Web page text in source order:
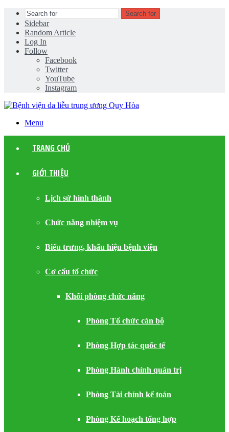
Search for
Sidebar
Random Article
Log In
Follow
Facebook
Twitter
YouTube
Instagram
Menu
TRANG CHỦ
GIỚI THIỆU
Lịch sử hình thành
Chức năng nhiệm vụ
Biểu trưng, khẩu hiệu bệnh viện
Cơ cấu tổ chức
Khối phòng chức năng
Phòng Tổ chức cán bộ
Phòng Hợp tác quốc tế
Phòng Hành chính quản trị
Phòng Tài chính kế toán
Phòng Kế hoạch tổng hợp